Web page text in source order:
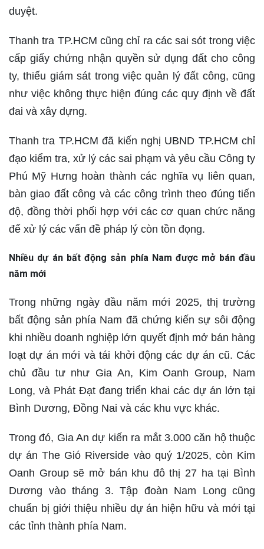
duyệt.
Thanh tra TP.HCM cũng chỉ ra các sai sót trong việc
cấp giấy chứng nhận quyền sử dụng đất cho công
ty, thiếu giám sát trong việc quản lý đất công, cũng
như việc không thực hiện đúng các quy định về đất
đai và xây dựng.
Thanh tra TP.HCM đã kiến nghị UBND TP.HCM chỉ
đạo kiểm tra, xử lý các sai phạm và yêu cầu Công ty
Phú Mỹ Hưng hoàn thành các nghĩa vụ liên quan,
bàn giao đất công và các công trình theo đúng tiến
độ, đồng thời phối hợp với các cơ quan chức năng
để xử lý các vấn đề pháp lý còn tồn đọng.
Nhiều dự án bất động sản phía Nam được mở bán đầu
năm mới
Trong những ngày đầu năm mới 2025, thị trường
bất động sản phía Nam đã chứng kiến sự sôi động
khi nhiều doanh nghiệp lớn quyết định mở bán hàng
loạt dự án mới và tái khởi động các dự án cũ. Các
chủ đầu tư như Gia An, Kim Oanh Group, Nam
Long, và Phát Đạt đang triển khai các dự án lớn tại
Bình Dương, Đồng Nai và các khu vực khác.
Trong đó, Gia An dự kiến ra mắt 3.000 căn hộ thuộc
dự án The Gió Riverside vào quý 1/2025, còn Kim
Oanh Group sẽ mở bán khu đô thị 27 ha tại Bình
Dương vào tháng 3. Tập đoàn Nam Long cũng
chuẩn bị giới thiệu nhiều dự án hiện hữu và mới tại
các tỉnh thành phía Nam.